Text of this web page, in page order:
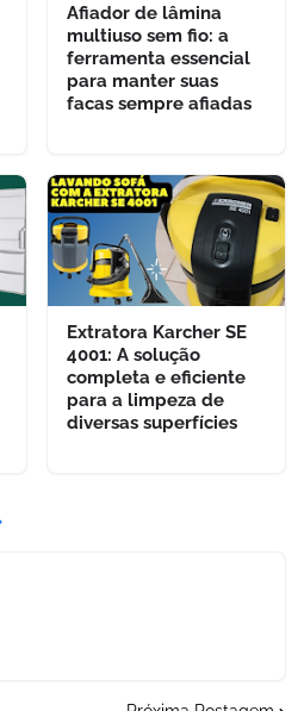
Afiador de lâmina
multiuso sem fio: a
ferramenta essencial
para manter suas
facas sempre afiadas
Extratora Karcher SE
4001: A solução
completa e eficiente
para a limpeza de
diversas superfícies